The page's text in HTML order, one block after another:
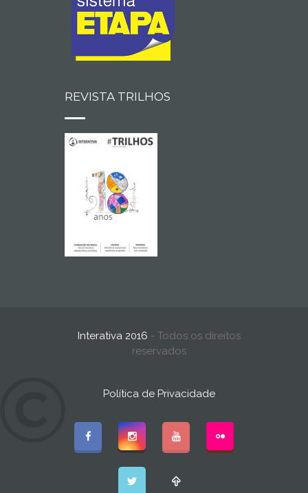
REVISTA TRILHOS
Interativa 2016 - Todos os direitos
reservados
Política de Privacidade